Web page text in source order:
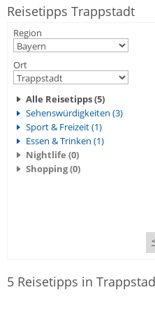
Reisetipps Trappstadt
Region
Ort
Alle Reisetipps (5)
Sehenswürdigkeiten (3)
Sport & Freizeit (1)
Essen & Trinken (1)
Nightlife (0)
Shopping (0)
5 Reisetipps in